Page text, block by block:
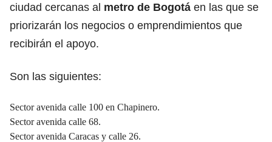
ciudad cercanas al metro de Bogotá en las que se
priorizarán los negocios o emprendimientos que
recibirán el apoyo.
Son las siguientes:
Sector avenida calle 100 en Chapinero.
Sector avenida calle 68.
Sector avenida Caracas y calle 26.